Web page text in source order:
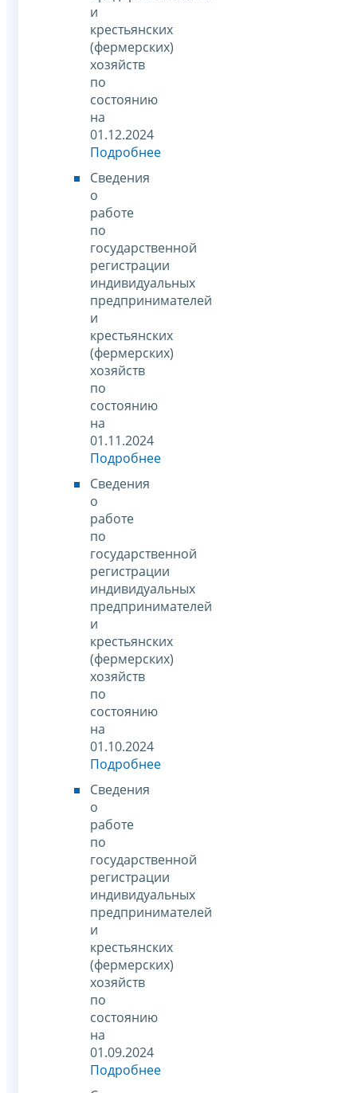
и
крестьянских
(фермерских)
хозяйств
по
состоянию
на
01.12.2024
Подробнее
Сведения
о
работе
по
государственной
регистрации
индивидуальных
предпринимателей
и
крестьянских
(фермерских)
хозяйств
по
состоянию
на
01.11.2024
Подробнее
Сведения
о
работе
по
государственной
регистрации
индивидуальных
предпринимателей
и
крестьянских
(фермерских)
хозяйств
по
состоянию
на
01.10.2024
Подробнее
Сведения
о
работе
по
государственной
регистрации
индивидуальных
предпринимателей
и
крестьянских
(фермерских)
хозяйств
по
состоянию
на
01.09.2024
Подробнее